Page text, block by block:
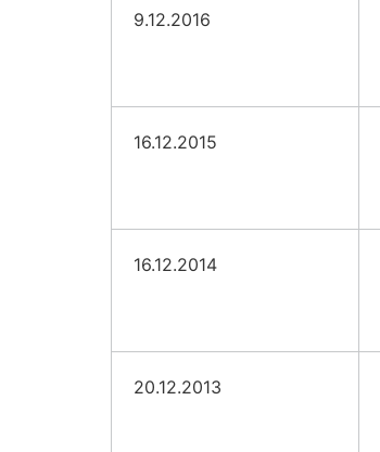
9.12.2016
16.12.2015
16.12.2014
20.12.2013